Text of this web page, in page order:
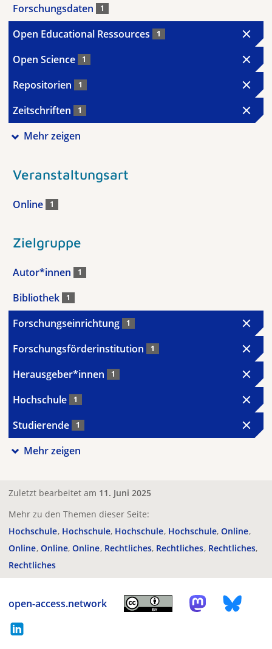
Forschungsdaten 1
Open Educational Ressources 1
Open Science 1
Repositorien 1
Zeitschriften 1
Mehr zeigen
Veranstaltungsart
Online 1
Zielgruppe
Autor*innen 1
Bibliothek 1
Forschungseinrichtung 1
Forschungsförderinstitution 1
Herausgeber*innen 1
Hochschule 1
Studierende 1
Mehr zeigen
Zuletzt bearbeitet am 11. Juni 2025
Mehr zu den Themen dieser Seite:
Hochschule Hochschule Hochschule Hochschule Online
Online Online Online Rechtliches Rechtliches Rechtliches
Rechtliches
open-access.network